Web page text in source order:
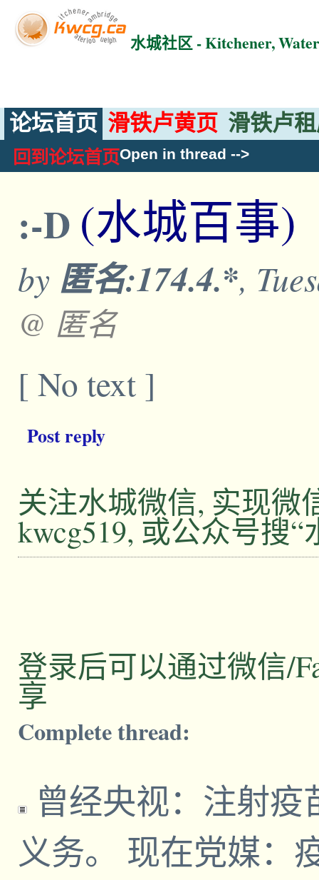
水城社区 - Kitchener,
论坛首页 滑铁卢黄页 滑铁卢
回到论坛首页Open in thread -->
:-D (水城百事)
by 匿名:174.4.*,
@ 匿名
[ No text ]
Post reply
关注水城微信, 实现微
kwcg519, 或公众号搜“
登录后可以通过微信/
享
Complete thread:
曾经央视：注射
义务。 现在党媒：